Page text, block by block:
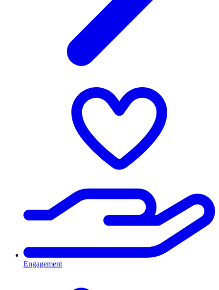
Engagement